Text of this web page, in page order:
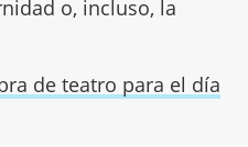
o, incluso, la
de teatro para el día